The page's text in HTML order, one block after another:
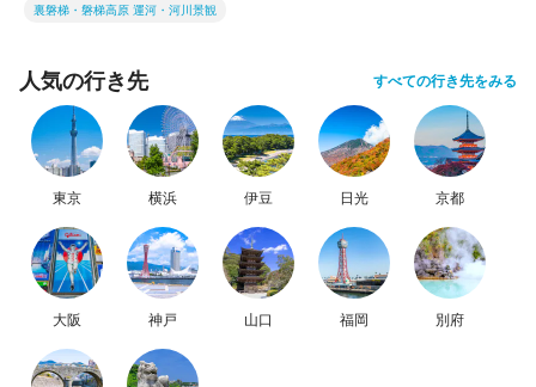
裏磐梯・磐梯高原 運河・河川景観
人気の行き先 すべての行き先をみる
東京 横浜 伊豆 日光 京都
大阪 神戸 山口 福岡 別府